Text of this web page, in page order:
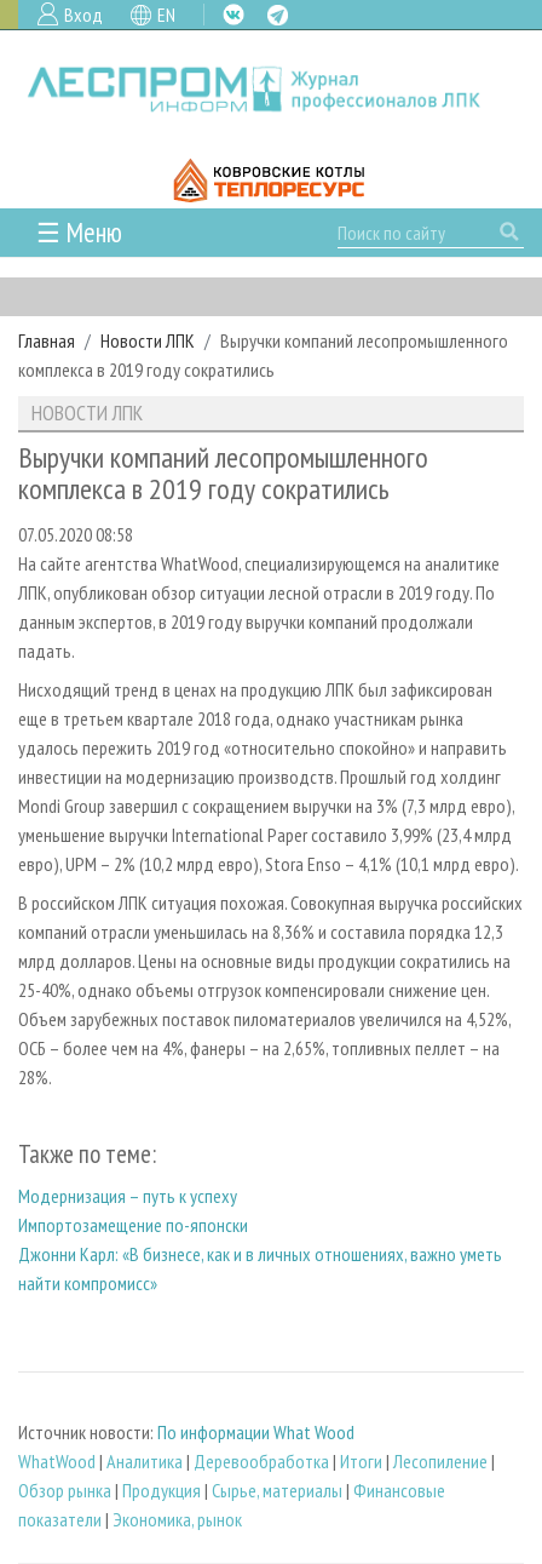
Вход EN
☰ Меню
ГЛАВНАЯ
РУБРИКИ И ТЕМЫ
РУБРИКИ ЖУРНАЛА
ЛЕСОЗАГОТОВКА
ЛЕСОПИЛЕНИЕ
СУШКА ДРЕВЕСИНЫ
ПРОИЗВОДСТВО ДРЕВЕСНЫХ ПЛИТ
ДЕРЕВЯННОЕ ДОМОСТРОЕНИЕ
ПРОИЗВОДСТВО МЕБЕЛИ
БИОЭНЕРГЕТИКА
ЦБП
ИНСТРУМЕНТ И МАТЕРИАЛЫ
НОВОСТИ
НОВОСТИ ЛПК
НОВОСТИ ЖУРНАЛА
ПРОЕКТЫ ЛПИ
АНАЛИТИКА
ПРЕДПРИЯТИЯ ЛПК
ПЕРСОНЫ
МОБИЛЬНЫЕ ВЫСТАВКИ
ОФИЦИАЛЬНЫЕ ДЕЛЕГАЦИИ
ПРИОРИТЕТНЫЕ ИНВЕСТПРОЕКТЫ
RUSSIAN FORESTRY REVIEW
ГАЗЕТА ЛЕСПРОМФОРУМ
БИБЛИОТЕКА СПЕЦИАЛИСТА
АРХИВ ЖУРНАЛОВ
О ЖУРНАЛЕ
ПОДПИСКА
КОНТАКТЫ
РЕКЛАМОДАТЕЛЯМ
РЕКЛАМА
РЕКЛАМА НА САЙТЕ
Главная Новости ЛПК
Выручки компаний лесопромышленного
комплекса в 2019 году сократились
НОВОСТИ ЛПК
Выручки компаний лесопромышленного
комплекса в 2019 году сократились
07.05.2020 08:58
На сайте агентства WhatWood, специализирующемся на аналитике
ЛПК, опубликован обзор ситуации лесной отрасли в 2019 году. По
данным экспертов, в 2019 году выручки компаний продолжали
падать.
Нисходящий тренд в ценах на продукцию ЛПК был зафиксирован
еще в третьем квартале 2018 года, однако участникам рынка
удалось пережить 2019 год «относительно спокойно» и направить
инвестиции на модернизацию производств. Прошлый год холдинг
Mondi Group завершил с сокращением выручки на 3% (7,3 млрд евро),
уменьшение выручки International Paper составило 3,99% (23,4 млрд
евро), UPM – 2% (10,2 млрд евро), Stora Enso – 4,1% (10,1 млрд евро).
В российском ЛПК ситуация похожая. Совокупная выручка российских
компаний отрасли уменьшилась на 8,36% и составила порядка 12,3
млрд долларов. Цены на основные виды продукции сократились на
25-40%, однако объемы отгрузок компенсировали снижение цен.
Объем зарубежных поставок пиломатериалов увеличился на 4,52%,
ОСБ – более чем на 4%, фанеры – на 2,65%, топливных пеллет – на
28%.
Также по теме:
Модернизация – путь к успеху
Импортозамещение по-японски
Джонни Карл: «В бизнесе, как и в личных отношениях, важно уметь
найти компромисс»
Источник новости: По информации What Wood
WhatWood | Аналитика | Деревообработка | Итоги | Лесопиление |
Обзор рынка | Продукция | Сырье, материалы | Финансовые
показатели | Экономика, рынок